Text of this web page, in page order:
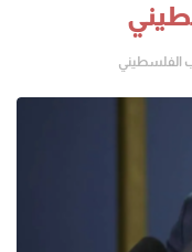
الفلسطيني